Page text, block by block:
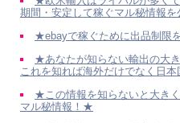
期間・安定して稼ぐマル秘情報を
★ebayで稼ぐために出品制限
★あなたが知らない輸出の大
これを知れば海外だけでなく日
★この情報を知らないと大き
マル秘情報！★